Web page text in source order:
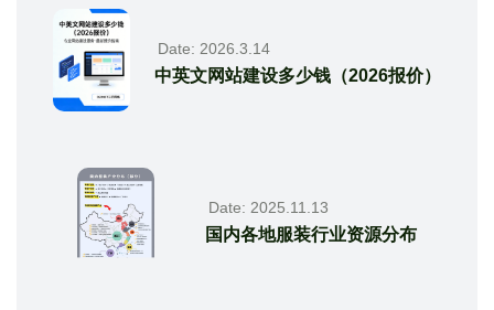
Date: 2026.3.14
中英文网站建设多少钱（2026报价）
Date: 2025.11.13
国内各地服装行业资源分布